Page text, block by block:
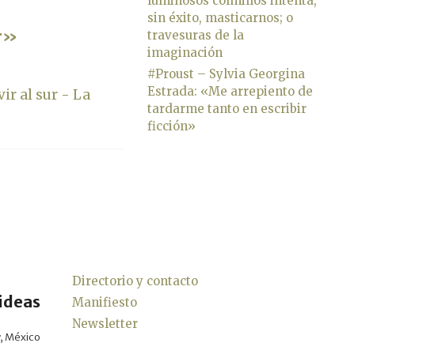
al sur - La
sin éxito, masticarnos; o
travesuras de la
imaginación
#Proust – Sylvia Georgina
Estrada: «Me arrepiento de
tardarme tanto en escribir
ficción»
México
Directorio y contacto
Manifiesto
Newsletter